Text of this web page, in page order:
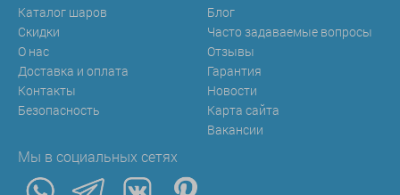
Каталог шаров
Скидки
О нас
Доставка и оплата
Контакты
Безопасность
Блог
Часто задаваемые вопросы
Отзывы
Гарантия
Новости
Карта сайта
Вакансии
Мы в социальных сетях